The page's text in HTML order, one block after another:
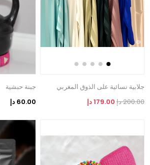
جلابية نسائية على الذوق المغربي
200.00 دإ
179.00 دإ
جبنة حبشية
60.00 دإ